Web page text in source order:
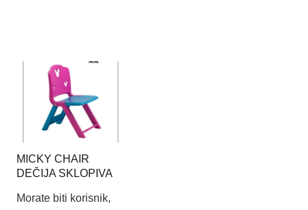
MICKY CHAIR
DEČIJA SKLOPIVA
Morate biti korisnik,